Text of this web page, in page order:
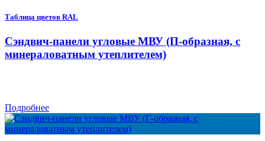
Таблица цветов RAL
Сэндвич-панели угловые МВУ (П-образная, с
минераловатным утеплителем)
Подробнее